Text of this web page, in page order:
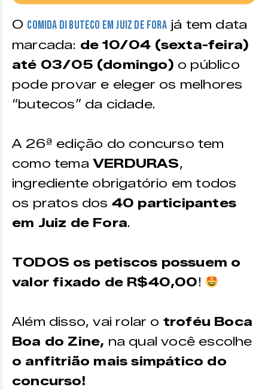
O Comida di Buteco em Juiz de Fora já tem data
marcada: de 10/04 (sexta-feira)
até 03/05 (domingo) o público
pode provar e eleger os melhores
“butecos” da cidade.
A 26ª edição do concurso tem
como tema VERDURAS,
ingrediente obrigatório em todos
os pratos dos 40 participantes
em Juiz de Fora.
TODOS os petiscos possuem o
valor fixado de R$40,00!
Além disso, vai rolar o troféu Boca
Boa do Zine, na qual você escolhe
o anfitrião mais simpático do
concurso!